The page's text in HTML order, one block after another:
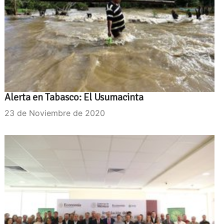
Alerta en Tabasco: El Usumacinta
23 de Noviembre de 2020